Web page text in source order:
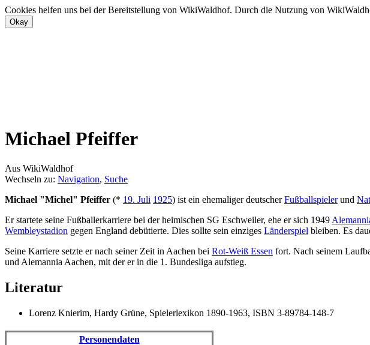
Cookies helfen uns bei der Bereitstellung von WikiWaldhof. Durch die Nutzung von
Michael Pfeiffer
Aus WikiWaldhof
Wechseln zu: Navigation, Suche
Michael "Michel" Pfeiffer (* 19. Juli 1925) ist ein ehemaliger deutscherFußballspielerund
Er startete seine Fußballerkarriere bei der heimischen SG Eschweiler, ehe er sich 1949
Wembleystadion gegen England debütierte. Dies sollte sein einziges Länderspiel bleiben. Es
Seine Karriere setzte er nach seiner Zeit in Aachen bei Rot-Weiß Essen fort. Nach seinem
und Alemannia Aachen, mit der er in die 1. Bundesliga aufstieg.
Literatur
Lorenz Knierim, Hardy Grüne, Spielerlexikon 1890-1963, ISBN 3-89784-148-7
Personendaten